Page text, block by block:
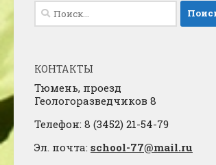
Найти:
КОНТАКТЫ
Тюмень, проезд
Геологоразведчиков 8
Телефон: 8 (3452) 21-54-79
Эл. почта: school-77@mail.ru